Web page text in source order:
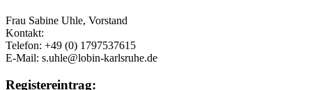
Frau Sabine Uhle, Vorstand
Kontakt:
Telefon: +49 (0) 1797537615
E-Mail: s.uhle@lobin-karlsruhe.de
Registereintrag: